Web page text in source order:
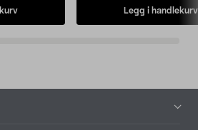
Legg i handlekurv